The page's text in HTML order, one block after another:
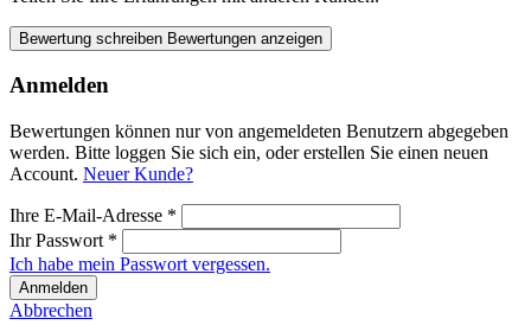
Bewertung schreiben Bewertungen anzeigen
Anmelden
Bewertungen können nur von angemeldeten Benutzern abgegeben
werden. Bitte loggen Sie sich ein, oder erstellen Sie einen neuen
Account. Neuer Kunde?
Ihre E-Mail-Adresse *
Ihr Passwort *
Ich habe mein Passwort vergessen.
Anmelden
Abbrechen